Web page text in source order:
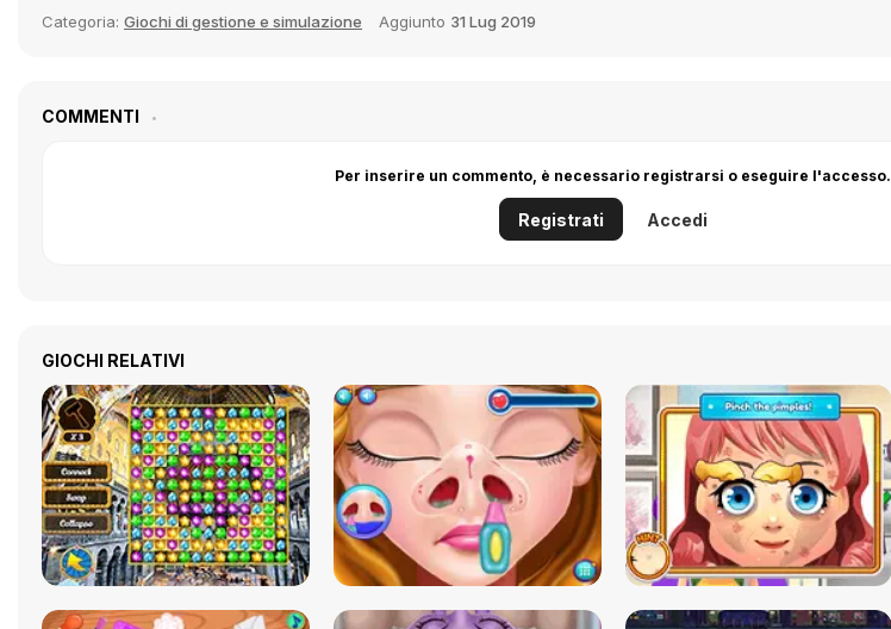
Categoria: Giochi di gestione e simulazione Aggiunto 31 Lug 2019
COMMENTI
Per inserire un commento, è necessario registrarsi o eseguire l'accesso.
Registrati Accedi
GIOCHI RELATIVI